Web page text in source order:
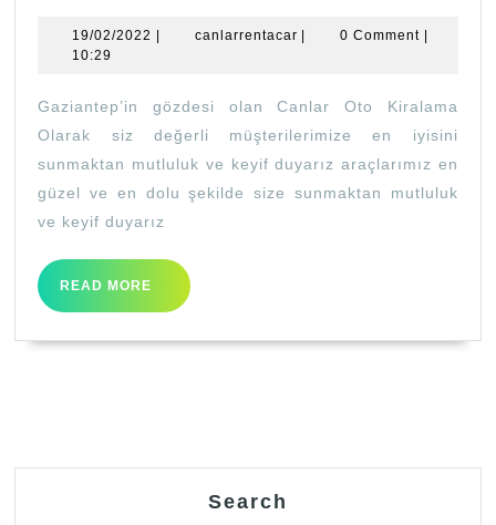
Kiralma
19/02/2022 19/02/2022canlarrentacarcanlarrentacar
0 Comment
10:29
Gaziantep’in gözdesi olan Canlar Oto Kiralama
Olarak siz değerli müşterilerimize en iyisini
sunmaktan mutluluk ve keyif duyarız araçlarımız en
güzel ve en dolu şekilde size sunmaktan mutluluk
ve keyif duyarız
READ MORE
READ
MORE
Search